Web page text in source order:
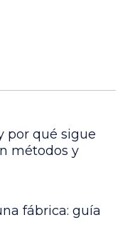
por qué sigue
métodos y
fábrica: guía